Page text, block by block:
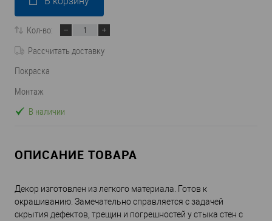
Кол-во:
Рассчитать доставку
Покраска
Монтаж
В наличии
ОПИСАНИЕ ТОВАРА
Декор изготовлен из легкого материала. Готов к
окрашиванию. Замечательно справляется с задачей
скрытия дефектов, трещин и погрешностей у стыка стен с